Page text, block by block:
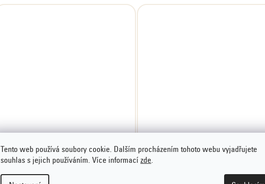
Tento web používá soubory cookie. Dalším procházením tohoto webu vyjadřujete
souhlas s jejich používáním. Více informací zde.
Mysli křupavé - hořká
čokoláda, 750 g
Protein mysli s čokoládou,